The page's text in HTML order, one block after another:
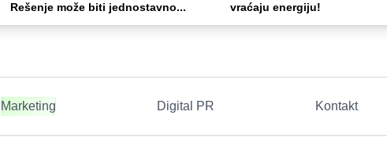
Rešenje može biti jednostavno...
vraćaju energiju!
Marketing Digital PR Kontakt